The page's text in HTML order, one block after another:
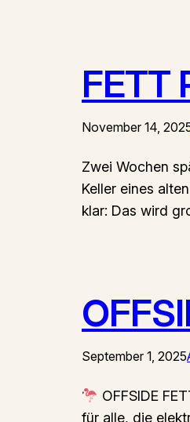
FETT
November 14,
Zwei Wochen
Keller eines
klar: Das wird
September 1, 2025
OFFSIDE
für alle, die